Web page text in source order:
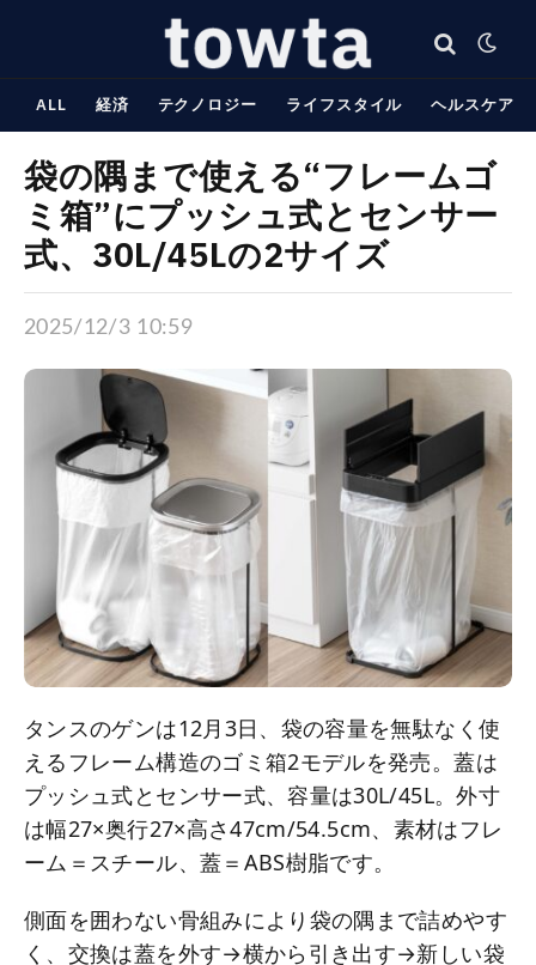
ALL 経済 テクノロジー ライフスタイル ヘルスケア
袋の隅まで使える“フレームゴ
ミ箱”にプッシュ式とセンサー
式、30L/45Lの2サイズ
2025/12/3 10:59
タンスのゲンは12月3日、袋の容量を無駄なく使
えるフレーム構造のゴミ箱2モデルを発売。蓋は
プッシュ式とセンサー式、容量は30L/45L。外寸
は幅27×奥行27×高さ47cm/54.5cm、素材はフレ
ーム＝スチール、蓋＝ABS樹脂です。
側面を囲わない骨組みにより袋の隅まで詰めやす
く、交換は蓋を外す→横から引き出す→新しい袋